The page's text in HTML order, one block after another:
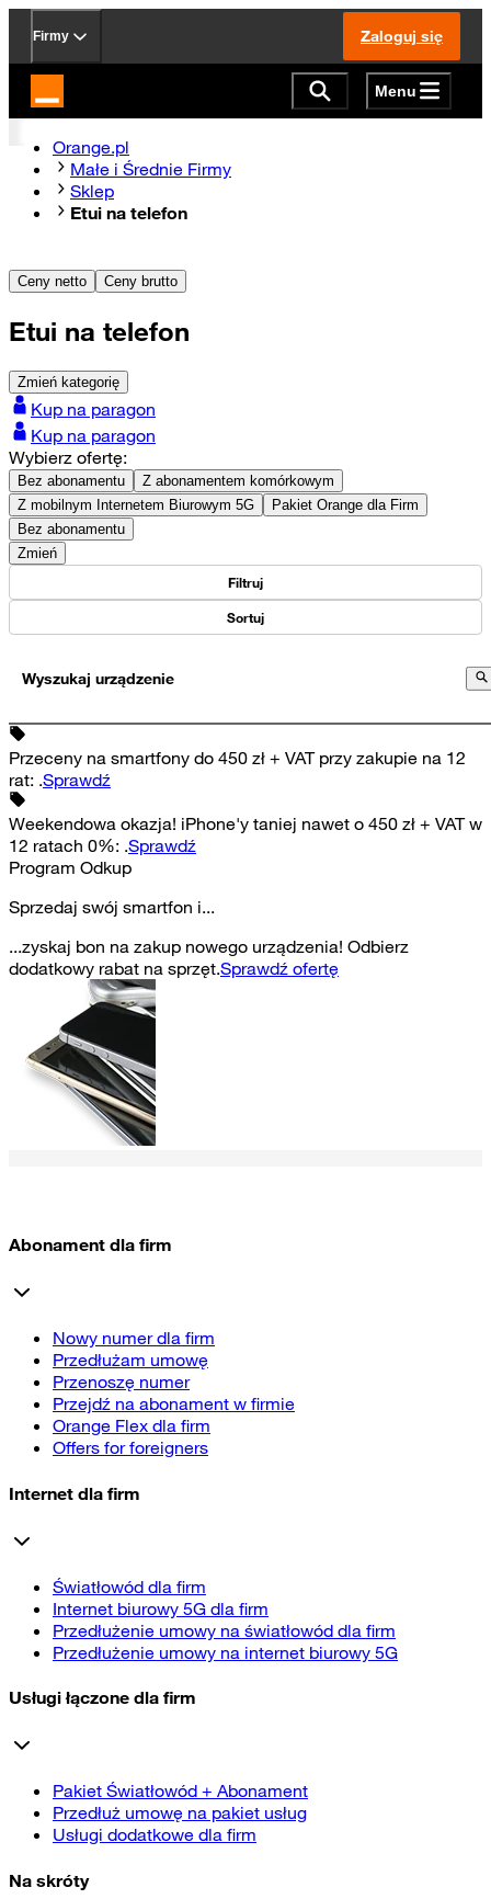
Firmy Zaloguj się
Strona główna Orange.pl Menu
Orange.pl
Małe i Średnie Firmy
Sklep
Etui na telefon
Ceny netto Ceny brutto
Etui na telefon
Zmień kategorię
Kup na paragon
Kup na paragon
Wybierz ofertę:
Bez abonamentu
Z abonamentem komórkowym
Z mobilnym Internetem Biurowym 5G
Pakiet Orange dla Firm
Bez abonamentu
Zmień
Filtruj
Sortuj
Wyszukaj urządzenie
Przeceny na smartfony do 450 zł + VAT przy zakupie na 12
rat: .Sprawdź
Weekendowa okazja! iPhone'y taniej nawet o 450 zł + VAT w
12 ratach 0%: .Sprawdź
Program Odkup
Sprzedaj swój smartfon i...
...zyskaj bon na zakup nowego urządzenia! Odbierz
dodatkowy rabat na sprzęt.Sprawdź ofertę
Abonament dla firm
Nowy numer dla firm
Przedłużam umowę
Przenoszę numer
Przejdź na abonament w firmie
Orange Flex dla firm
Offers for foreigners
Internet dla firm
Światłowód dla firm
Internet biurowy 5G dla firm
Przedłużenie umowy na światłowód dla firm
Przedłużenie umowy na internet biurowy 5G
Usługi łączone dla firm
Pakiet Światłowód + Abonament
Przedłuż umowę na pakiet usług
Usługi dodatkowe dla firm
Na skróty